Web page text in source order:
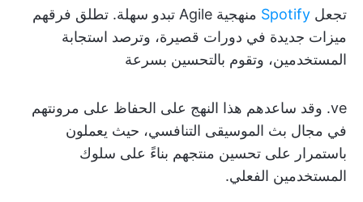
تجعل Spotify
منهجية Agile تبدو سهلة. تطلق فرقهم
ميزات جديدة في دورات قصيرة، وترصد استجابة
المستخدمين، وتقوم بالتحسين بسرعة
ve. وقد ساعدهم هذا النهج على الحفاظ على مرونتهم
في مجال بث الموسيقى التنافسي، حيث يعملون
باستمرار على تحسين منتجهم بناءً على سلوك
المستخدمين الفعلي.